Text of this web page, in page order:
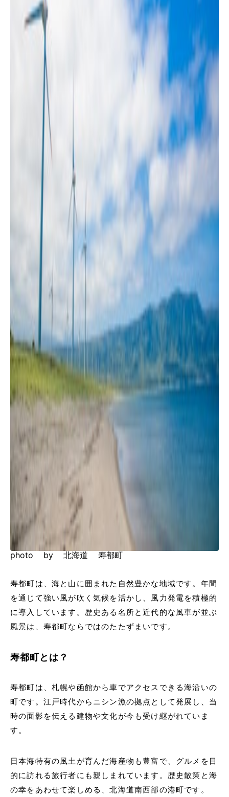
photo by 北海道 寿都町
寿都町は、海と山に囲まれた自然豊かな地域です。年間
を通じて強い風が吹く気候を活かし、風力発電を積極的
に導入しています。歴史ある名所と近代的な風車が並ぶ
風景は、寿都町ならではのたたずまいです。
寿都町とは？
寿都町は、札幌や函館から車でアクセスできる海沿いの
町です。江戸時代からニシン漁の拠点として発展し、当
時の面影を伝える建物や文化が今も受け継がれていま
す。
日本海特有の風土が育んだ海産物も豊富で、グルメを目
的に訪れる旅行者にも親しまれています。歴史散策と海
の幸をあわせて楽しめる、北海道南西部の港町です。